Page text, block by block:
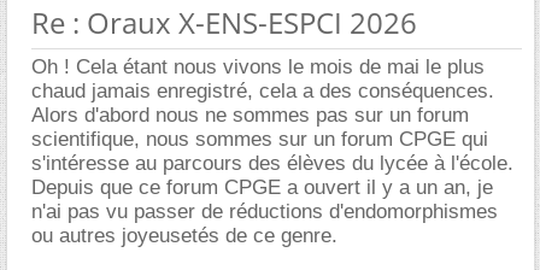
Re : Oraux X-ENS-ESPCI 2026
Oh ! Cela étant nous vivons le mois de mai le plus
chaud jamais enregistré, cela a des conséquences.
Alors d'abord nous ne sommes pas sur un forum
scientifique, nous sommes sur un forum CPGE qui
s'intéresse au parcours des élèves du lycée à l'école.
Depuis que ce forum CPGE a ouvert il y a un an, je
n'ai pas vu passer de réductions d'endomorphismes
ou autres joyeusetés de ce genre.